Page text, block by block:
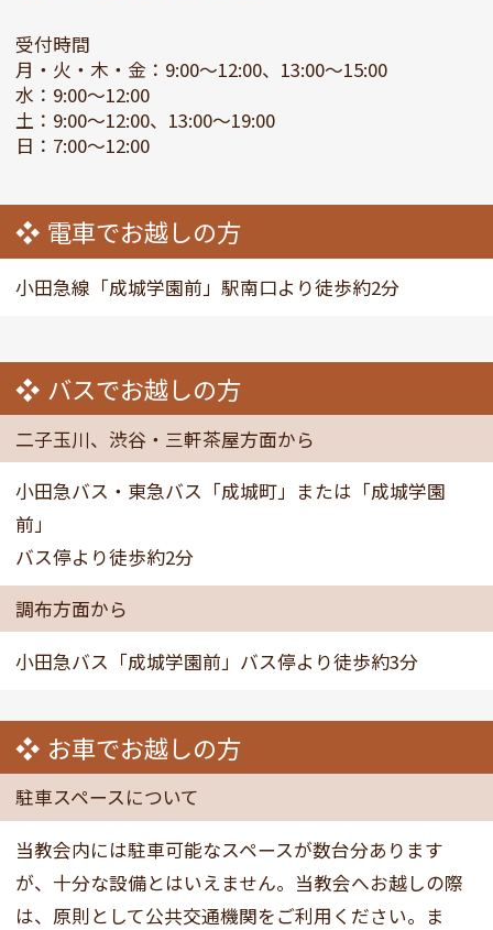
受付時間
月・火・木・金：9:00～12:00、13:00～15:00
水：9:00～12:00
土：9:00～12:00、13:00～19:00
日：7:00～12:00
電車でお越しの方
小田急線「成城学園前」駅南口より徒歩約2分
バスでお越しの方
二子玉川、渋谷・三軒茶屋方面から
小田急バス・東急バス「成城町」または「成城学園
前」
バス停より徒歩約2分
調布方面から
小田急バス「成城学園前」バス停より徒歩約3分
お車でお越しの方
駐車スペースについて
当教会内には駐車可能なスペースが数台分あります
が、十分な設備とはいえません。当教会へお越しの際
は、原則として公共交通機関をご利用ください。ま